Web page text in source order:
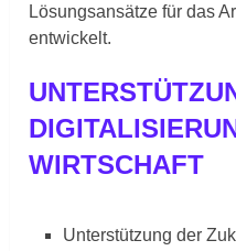
Lösungsansätze für das
entwickelt.
WIRTSCHAFT
Unterstützung der